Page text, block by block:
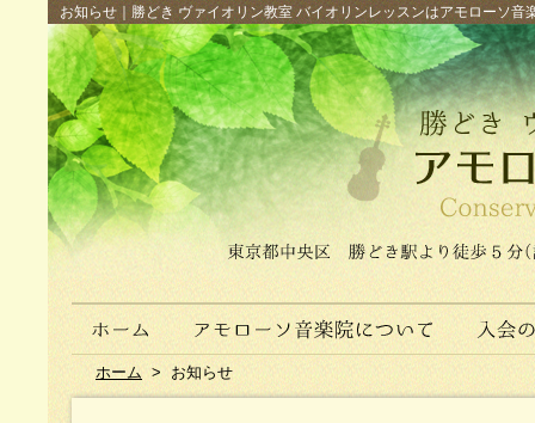
お知らせ｜勝どき ヴァイオリン教室 バイオリンレッスンはアモローソ
ホーム > お知らせ